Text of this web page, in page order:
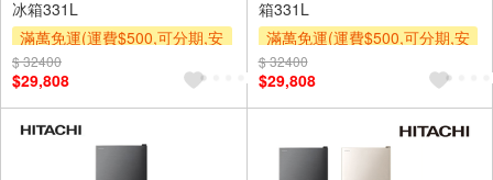
冰箱331L
滿萬免運(運費$500,可分期,安
裝跨區費另計,單品未滿1萬元
及使用6期以上分期0利率,需付
基本安裝運費)
$ 32400
$29,808
箱331L
滿萬免運(運費$500,可分期,安
裝跨區費另計,單品未滿1萬元
及使用6期以上分期0利率,需付
基本安裝運費)
$ 32400
$29,808